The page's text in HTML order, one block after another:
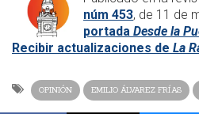
núm 453, de 11 de
portada Desde la
Recibir actualizaciones de La
OPINIÓN EMILIO ÁLVAREZ FRÍAS